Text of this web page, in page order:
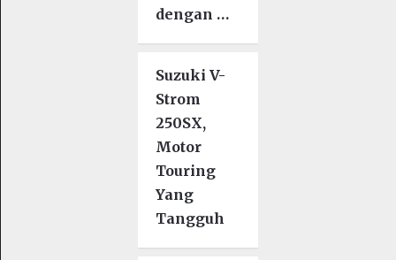
dengan …
Suzuki V-
Strom
250SX,
Motor
Touring
Yang
Tangguh